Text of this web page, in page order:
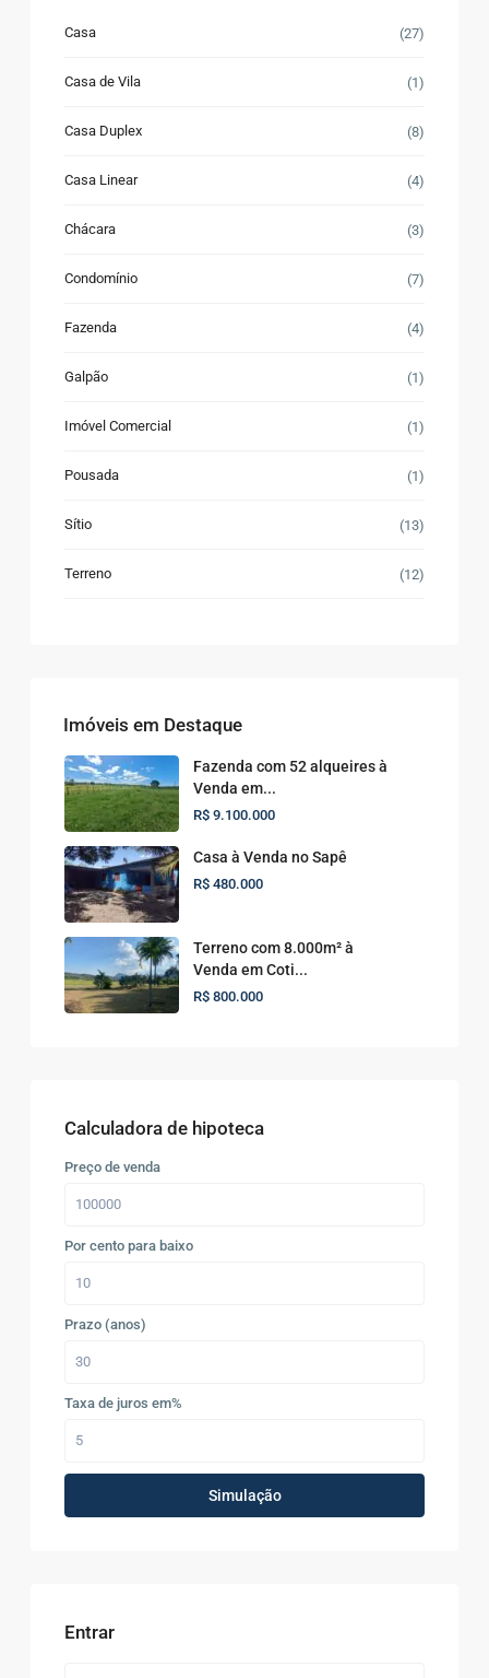
Casa (27)
Casa de Vila (1)
Casa Duplex (8)
Casa Linear (4)
Chácara (3)
Condomínio (7)
Fazenda (4)
Galpão (1)
Imóvel Comercial (1)
Pousada (1)
Sítio (13)
Terreno (12)
Imóveis em Destaque
Fazenda com 52 alqueires à
Venda em...
R$ 9.100.000
Casa à Venda no Sapê
R$ 480.000
Terreno com 8.000m² à
Venda em Coti...
R$ 800.000
Calculadora de hipoteca
Preço de venda
Por cento para baixo
Prazo (anos)
Taxa de juros em%
Simulação
Entrar